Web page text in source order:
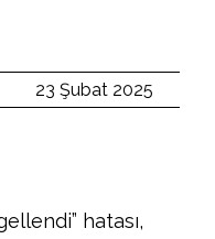
23 Şubat 2025
hatası,